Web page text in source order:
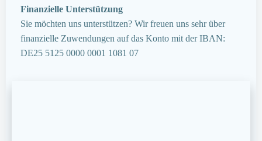
Finanzielle Unterstützung
Sie möchten uns unterstützen? Wir freuen uns sehr über
finanzielle Zuwendungen auf das Konto mit der IBAN:
DE25 5125 0000 0001 1081 07